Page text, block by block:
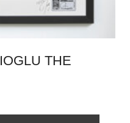
THE